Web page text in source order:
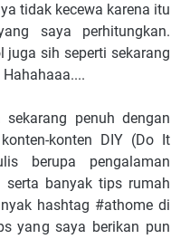
tidak kecewa karena itu
saya perhitungkan.
juga sih seperti sekarang
penuh dengan
konten DIY (Do It
berupa pengalaman
serta banyak tips rumah
hashtag #athome di
yang saya berikan pun